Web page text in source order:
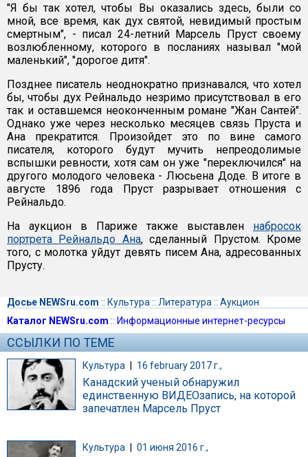
"Я бы так хотел, чтобы Вы оказались здесь, были со
мной, все время, как дух святой, невидимый простым
смертным", - писал 24-летний Марсель Пруст своему
возлюбленному, которого в посланиях называл "мой
маленький", "дорогое дитя".
Позднее писатель неоднократно признавался, что хотел
бы, чтобы дух Рейнальдо незримо присутствовал в его
так и оставшемся неоконченным романе "Жан Сантей".
Однако уже через несколько месяцев связь Пруста и
Ана прекратится. Произойдет это по вине самого
писателя, которого будут мучить непреодолимые
вспышки ревности, хотя сам он уже "переключился" на
другого молодого человека - Люсьена Доде. В итоге в
августе 1896 года Пруст разрывает отношения с
Рейнальдо.
На аукцион в Париже также выставлен набросок
портрета Рейнальдо Ана, сделанный Прустом. Кроме
того, с молотка уйдут девять писем Ана, адресованных
Прусту.
Досье NEWSru.com :: Культура :: Литература :: Аукцион
Каталог NEWSru.com :: Информационные интернет-ресурсы
ССЫЛКИ ПО ТЕМЕ
Культура 16 february 2017 г.,
Канадский ученый обнаружил
единственную ВИДЕОзапись, на которой
запечатлен Марсель Пруст
Культура 01 июня 2016 г.,